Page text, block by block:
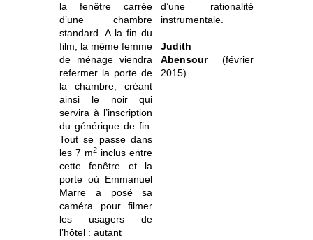
la fenêtre carrée
d’une chambre
standard. A la fin du
film, la même femme
de ménage viendra
refermer la porte de
la chambre, créant
ainsi le noir qui
servira à l’inscription
du générique de fin.
Tout se passe dans
les 7 m2 inclus entre
cette fenêtre et la
porte où Emmanuel
Marre a posé sa
caméra pour filmer
les usagers de
l’hôtel : autant
d’une rationalité
instrumentale.
Judith
Abensour (février
2015)